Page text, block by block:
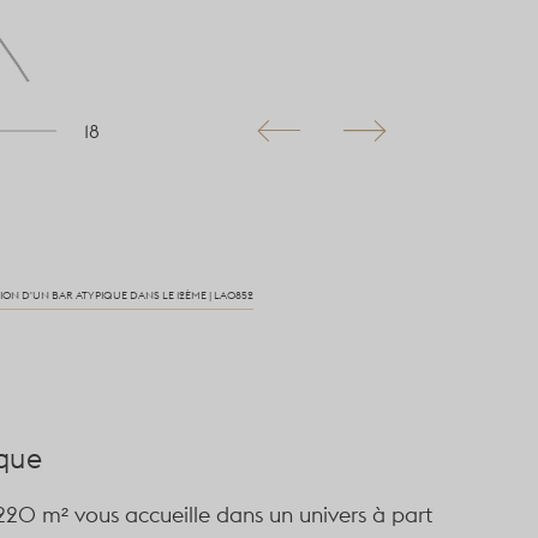
18
D'UN BAR ATYPIQUE DANS LE 12ÈME | LA0852
m² vous accueille dans un univers à part